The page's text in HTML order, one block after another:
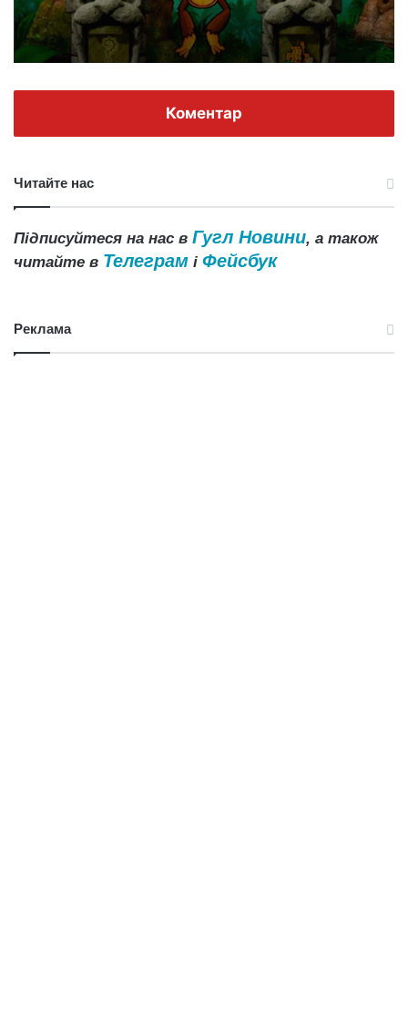
Коментар
Читайте нас
Підписуйтеся на нас в Гугл Новини, а також
читайте в Телеграм і Фейсбук
Реклама